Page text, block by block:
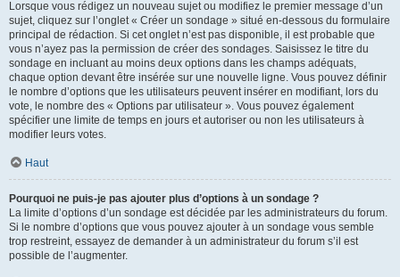
Lorsque vous rédigez un nouveau sujet ou modifiez le premier message d’un
sujet, cliquez sur l’onglet « Créer un sondage » situé en-dessous du formulaire
principal de rédaction. Si cet onglet n’est pas disponible, il est probable que
vous n’ayez pas la permission de créer des sondages. Saisissez le titre du
sondage en incluant au moins deux options dans les champs adéquats,
chaque option devant être insérée sur une nouvelle ligne. Vous pouvez définir
le nombre d’options que les utilisateurs peuvent insérer en modifiant, lors du
vote, le nombre des « Options par utilisateur ». Vous pouvez également
spécifier une limite de temps en jours et autoriser ou non les utilisateurs à
modifier leurs votes.
Haut
Pourquoi ne puis-je pas ajouter plus d’options à un sondage ?
La limite d’options d’un sondage est décidée par les administrateurs du forum.
Si le nombre d’options que vous pouvez ajouter à un sondage vous semble
trop restreint, essayez de demander à un administrateur du forum s’il est
possible de l’augmenter.